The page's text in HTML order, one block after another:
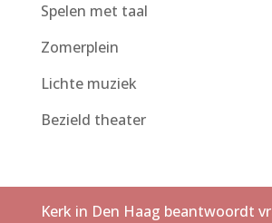
Spelen met taal
Zomerplein
Lichte muziek
Bezield theater
Kerk in Den Haag beantwoordt